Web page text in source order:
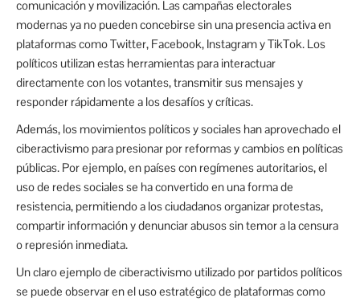
comunicación y movilización. Las campañas electorales
modernas ya no pueden concebirse sin una presencia activa en
plataformas como Twitter, Facebook, Instagram y TikTok. Los
políticos utilizan estas herramientas para interactuar
directamente con los votantes, transmitir sus mensajes y
responder rápidamente a los desafíos y críticas.
Además, los movimientos políticos y sociales han aprovechado el
ciberactivismo para presionar por reformas y cambios en políticas
públicas. Por ejemplo, en países con regímenes autoritarios, el
uso de redes sociales se ha convertido en una forma de
resistencia, permitiendo a los ciudadanos organizar protestas,
compartir información y denunciar abusos sin temor a la censura
o represión inmediata.
Un claro ejemplo de ciberactivismo utilizado por partidos políticos
se puede observar en el uso estratégico de plataformas como